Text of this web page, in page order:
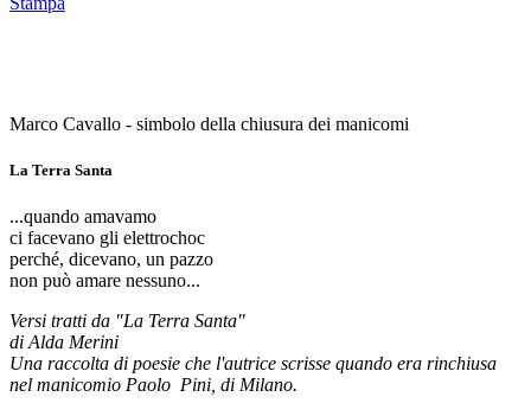
Marco Cavallo - simbolo della chiusura dei manicomi
La Terra Santa
...quando amavamo
ci facevano gli elettrochoc
perché, dicevano, un pazzo
non può amare nessuno...
Versi tratti da "La Terra Santa"
di Alda Merini
Una raccolta di poesie che l'autrice scrisse quando era rinchiusa
nel manicomio Paolo Pini, di Milano.